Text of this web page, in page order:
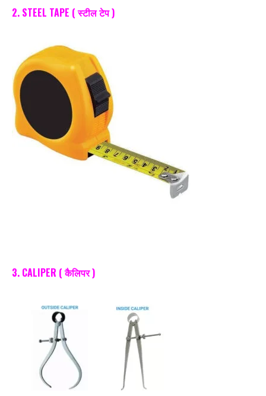
2. STEEL TAPE ( स्टील टेप )
3. CALIPER ( कैलिपर )